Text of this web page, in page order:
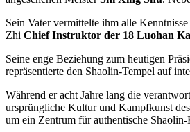
Sein Vater vermittelte ihm alle
Zhi Chief Instruktor der 18 Luohan
Seine enge Beziehung zum heutigen
repräsentierte den Shaolin-Tempel auf
Während er acht Jahre lang die
ursprüngliche Kultur und Kampfkunst
um ein Zentrum für authentische